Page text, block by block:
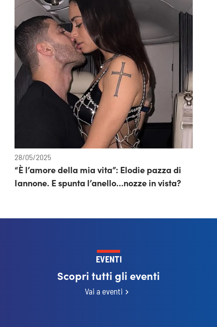
28/05/2025
“È l’amore della mia vita”: Elodie pazza di
Iannone. E spunta l’anello…nozze in vista?
EVENTI
Scopri tutti gli eventi
Vai a eventi